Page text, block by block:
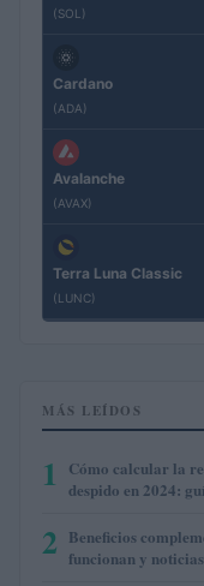
(SOL)
Cardano
(ADA)
Avalanche
(AVAX)
Terra Luna Classic
(LUNC)
MÁS LEÍDOS
1
Cómo calcular la
despido en 2024:
2 Beneficios
funcionan y